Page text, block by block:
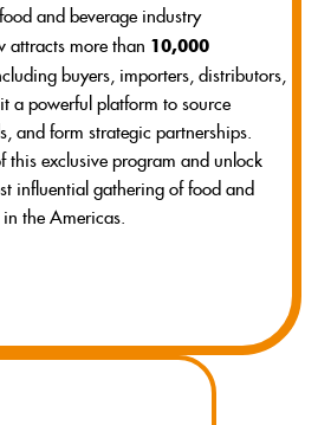
and beverage industry
attracts more than 10,000
buyers, importers, distributors,
a powerful platform to source
and form strategic partnerships.
this exclusive program and unlock
influential gathering of food and
in the Americas.